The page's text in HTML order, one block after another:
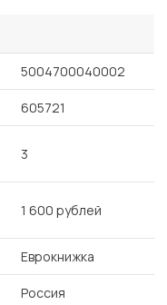
5004700040002
605721
3
1 600 рублей
Еврокнижка
Россия